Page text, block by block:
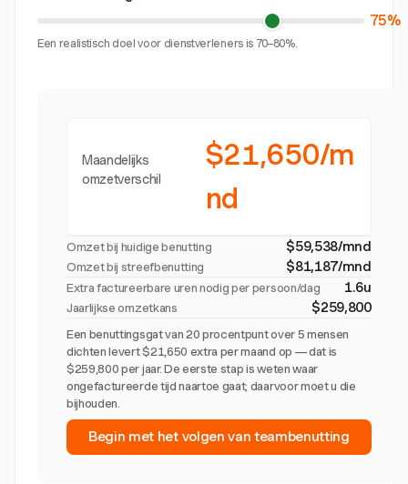
75%
Een realistisch doel voor dienstverleners is 70–80%.
Maandelijks
omzetverschil
$21,650/m
nd
Omzet bij huidige benutting $59,538/mnd
Omzet bij streefbenutting $81,187/mnd
Extra factureerbare uren nodig per persoon/dag 1.6u
Jaarlijkse omzetkans $259,800
Een benuttingsgat van 20 procentpunt over 5 mensen
dichten levert $21,650 extra per maand op — dat is
$259,800 per jaar. De eerste stap is weten waar
ongefactureerde tijd naartoe gaat; daarvoor moet u die
bijhouden.
Begin met het volgen van teambenutting